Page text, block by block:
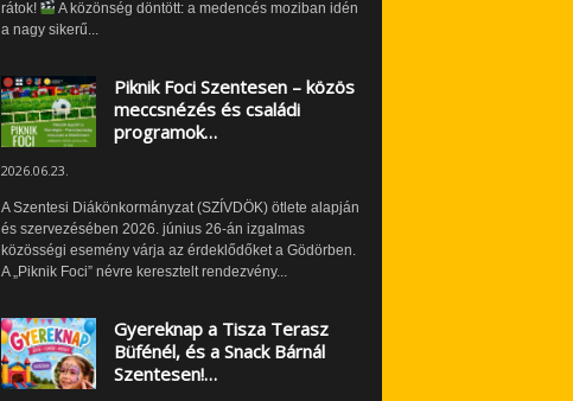
rátok!
A közönség döntött: a medencés moziban idén
a nagy sikerű...
Piknik Foci Szentesen – közös
meccsnézés és családi
programok…
2026.06.23.
A Szentesi Diákönkormányzat (SZÍVDÖK) ötlete alapján
és szervezésében 2026. június 26-án izgalmas
közösségi esemény várja az érdeklődőket a Gödörben.
A „Piknik Foci” névre keresztelt rendezvény...
Gyereknap a Tisza Terasz
Büfénél, és a Snack Bárnál
Szentesen!…